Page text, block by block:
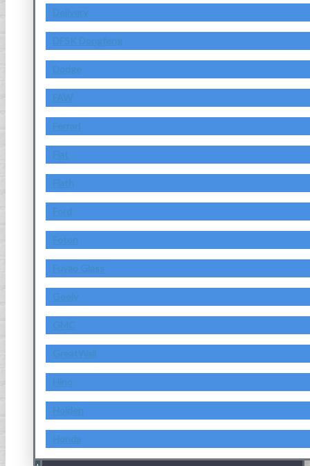
Delivery
DFSK Dongfeng
Dodge
FAW
Ferrari
Fiat
Fiath
Ford
Foton
Fuyao Glass
Geely
GMC
GreatWall
Hino
Holden
Honda